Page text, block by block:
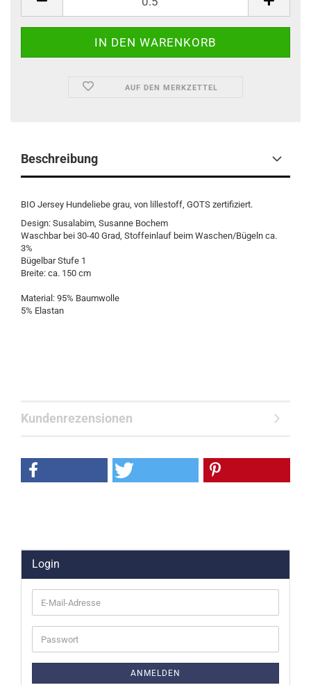
AUF DEN MERKZETTEL
Beschreibung
BIO Jersey Hundeliebe grau, von lillestoff, GOTS zertifiziert.
Design: Susalabim, Susanne Bochem
Waschbar bei 30-40 Grad, Stoffeinlauf beim Waschen/Bügeln ca.
3%
Bügelbar Stufe 1
Breite: ca. 150 cm
Material: 95% Baumwolle
5% Elastan
Kundenrezensionen
Login
E-
Mail-
Adresse
Passwort
ANMELDEN